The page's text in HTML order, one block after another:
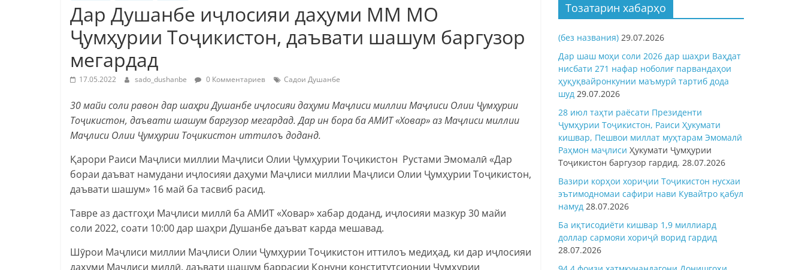
Дар Душанбе иҷлосияи даҳуми ММ МО
Ҷумҳурии Тоҷикистон, даъвати шашум баргузор
мегардад
17.05.2022 sado_dushanbe 0 Комментариев Садои Душанбе
30 майи соли равон дар шаҳри Душанбе иҷлосияи даҳуми Маҷлиси миллии Маҷлиси Олии Ҷумҳурии
Тоҷикистон, даъвати шашум баргузор мегардад. Дар ин бора ба АМИТ «Ховар» аз Маҷлиси миллии
Маҷлиси Олии Ҷумҳурии Тоҷикистон иттилоъ доданд.
Қарори Раиси Маҷлиси миллии Маҷлиси Олии Ҷумҳурии Тоҷикистон Рустами Эмомалӣ «Дар
бораи даъват намудани иҷлосияи даҳуми Маҷлиси миллии Маҷлиси Олии Ҷумҳурии Тоҷикистон,
даъвати шашум» 16 май ба тасвиб расид.
Тавре аз дастгоҳи Маҷлиси миллӣ ба АМИТ «Ховар» хабар доданд, иҷлосияи мазкур 30 майи
соли 2022, соати 10:00 дар шаҳри Душанбе даъват карда мешавад.
Шӯрои Маҷлиси миллии Маҷлиси Олии Ҷумҳурии Тоҷи­кистон иттилоъ медиҳад, ки дар иҷлосияи
даҳуми Маҷ­лиси миллӣ, даъвати шашум баррасии Қонуни конститутсионии Ҷумҳурии
Тозатарин хабарҳо
(без названия) 29.07.2026
Дар шаш моҳи соли 2026 дар шаҳри Ваҳдат
нисбати 271 нафар ноболиғ парвандаҳои
ҳуқуқвайронкунии маъмурӣ тартиб дода
шуд 29.07.2026
28 июл таҳти раёсати Президенти
Ҷумҳурии Тоҷикистон, Раиси Ҳукумати
кишвар, Пешвои миллат муҳтарам Эмомалӣ
Раҳмон маҷлиси Ҳукумати Ҷумҳурии
Тоҷикистон баргузор гардид. 28.07.2026
Вазири корҳои хориҷии Тоҷикистон нусхаи
эътимодномаи сафири нави Кувайтро қабул
намуд 28.07.2026
Ба иқтисодиёти кишвар 1,9 миллиард
доллар сармояи хориҷӣ ворид гардид
28.07.2026